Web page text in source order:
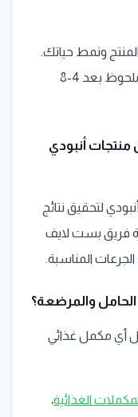
ونمط حياتك.
بشكل عام، يمكنكِ توقع رؤية تحسن ملحوظ بعد 4-8
أنبودي
لتحقيق نتائج
فريق بست لايف
المناسبة.
والمرضعة؟
أي مكمل غذائي
الغذائية،